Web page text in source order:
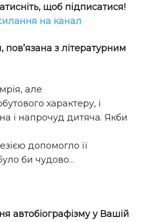
щоб підписатися!
на канал
пов’язана з літературним
але
характеру, і
і напрочуд дитяча. Якби
допомогло її
би чудово…
автобіографізму у Вашій